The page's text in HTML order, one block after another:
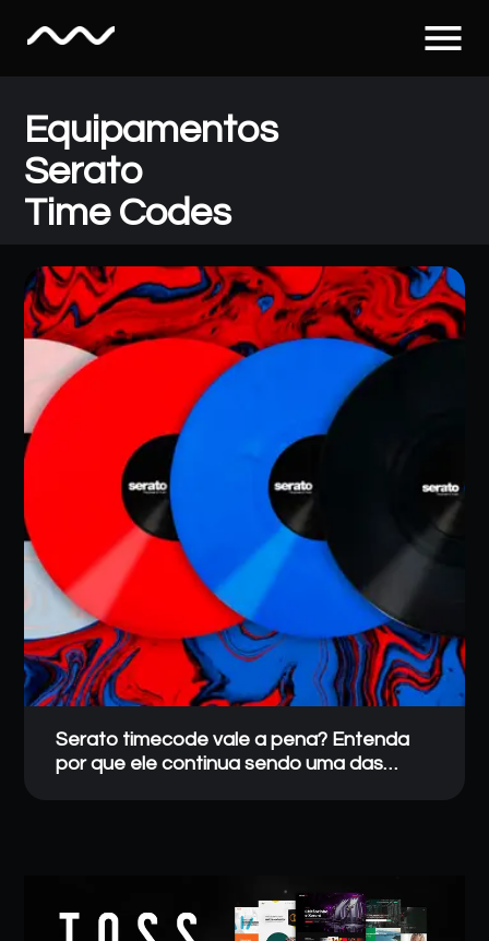
menu
Equipamentos
Serato
Time Codes
Serato timecode vale a pena? Entenda
por que ele continua sendo uma das